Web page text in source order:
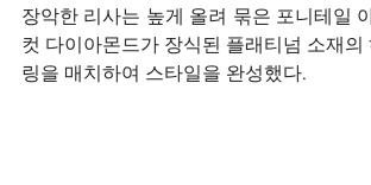
장악한 리사는 높게 올려 묶은 포니테일
컷 다이아몬드가 장식된 플래티넘 소재의
링을 매치하여 스타일을 완성했다.